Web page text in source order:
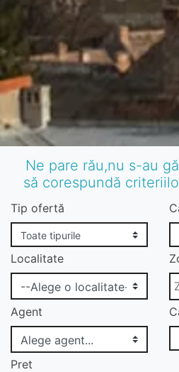
Ne pare rău,nu s-au
să corespundă
Tip ofertă
Localitate
Agent
Pret